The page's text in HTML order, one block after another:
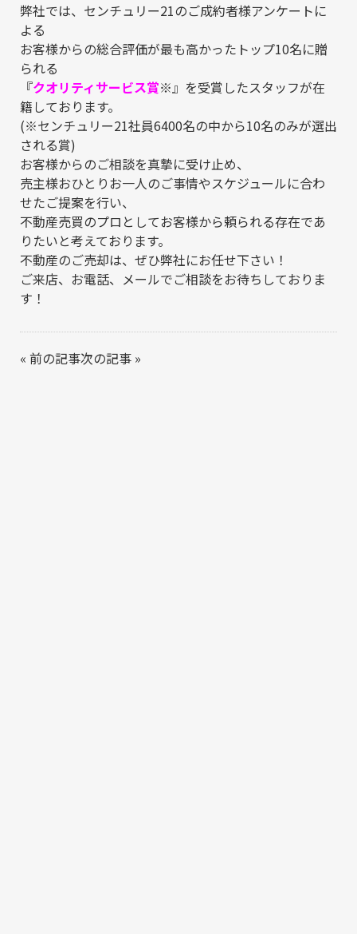
弊社では、センチュリー21のご成約者様アンケートに
よる
お客様からの総合評価が最も高かったトップ10名に贈
られる
『クオリティサービス賞※』を受賞したスタッフが在
籍しております。
(※センチュリー21社員6400名の中から10名のみが選出
される賞)
お客様からのご相談を真摯に受け止め、
売主様おひとりお一人のご事情やスケジュールに合わ
せたご提案を行い、
不動産売買のプロとしてお客様から頼られる存在であ
りたいと考えております。
不動産のご売却は、ぜひ弊社にお任せ下さい！
ご来店、お電話、メールでご相談をお待ちしておりま
す！
« 前の記事次の記事 »